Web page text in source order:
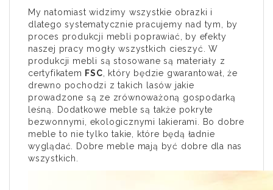
My natomiast widzimy wszystkie obrazki i
dlatego systematycznie pracujemy nad tym, by
proces produkcji mebli poprawiać, by efekty
naszej pracy mogły wszystkich cieszyć. W
produkcji mebli są stosowane są materiały z
certyfikatem FSC , który będzie gwarantował, że
drewno pochodzi z takich lasów jakie
prowadzone są ze zrównoważoną gospodarką
leśną. Dodatkowe meble są także pokryte
bezwonnymi, ekologicznymi lakierami. Bo dobre
meble to nie tylko takie, które będą ładnie
wyglądać. Dobre meble mają być dobre dla nas
wszystkich.